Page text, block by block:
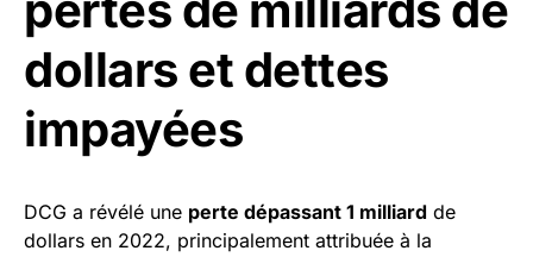
dollars et dettes
impayées
DCG a révélé une perte dépassant 1 milliard de
dollars en 2022, principalement attribuée à la